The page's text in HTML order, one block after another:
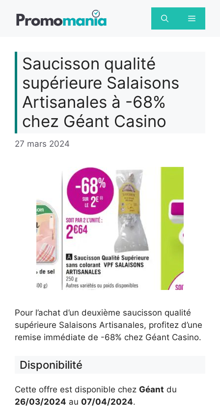
Menu
Saucisson qualité
supérieure Salaisons
Artisanales à -68%
chez Géant Casino
27 mars 2024
Pour l’achat d’un deuxième saucisson qualité
supérieure Salaisons Artisanales, profitez d’une
remise immédiate de -68% chez Géant Casino.
Disponibilité
Cette offre est disponible chez Géant du
26/03/2024 au 07/04/2024.